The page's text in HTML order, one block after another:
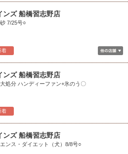
着
ンズ 船橋習志野店
砂 7/25号○
着
ンズ 船橋習志野店
処分 ハンディーファン+氷のう〇
ンズ 船橋習志野店
ンス・ダイエット（犬）8/8号○